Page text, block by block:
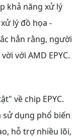
khả năng xử lý
lý đồ họa -
hẳn rằng, người
với AMD EPYC.
về chip EPYC.
sử dụng phổ biến
hỗ trợ nhiều lõi,